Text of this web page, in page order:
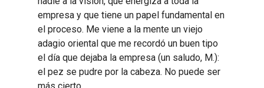
empresa y que tiene un papel fundamental en
el proceso. Me viene a la mente un viejo
adagio oriental que me recordó un buen tipo
el día que dejaba la empresa (un saludo, M.):
el pez se pudre por la cabeza. No puede ser